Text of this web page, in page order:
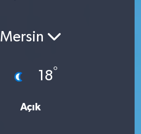
Mersin
18°
Açık